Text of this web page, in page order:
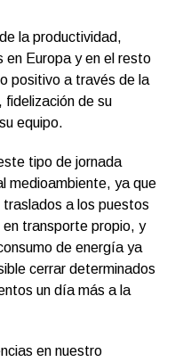
la productividad,
en Europa y en el resto
positivo a través de la
fidelización de su
equipo.
tipo de jornada
medioambiente, ya que
traslados a los puestos
transporte propio, y
de energía ya
cerrar determinados
un día más a la
en nuestro